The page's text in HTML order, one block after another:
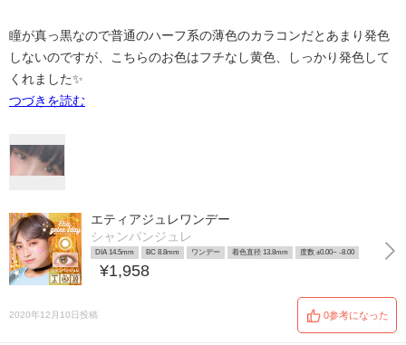
瞳が真っ黒なので普通のハーフ系の薄色のカラコンだとあまり発色
しないのですが、こちらのお色はフチなし黄色、しっかり発色して
くれました✨
つづきを読む
エティアジュレワンデー
シャンパンジュレ
DIA 14.5mm BC 8.8mm ワンデー 着色直径 13.8mm 度数 ±0.00~ -8.00
¥1,958
2020年12月10日投稿 0参考になった